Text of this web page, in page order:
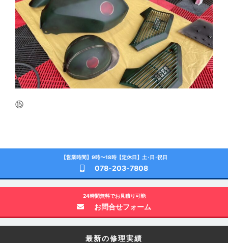
⑮
【営業時間】9時〜18時【定休日】土･日･祝日
078-203-7808
24時間無料でお見積り可能
お問合せフォーム
最新の修理実績